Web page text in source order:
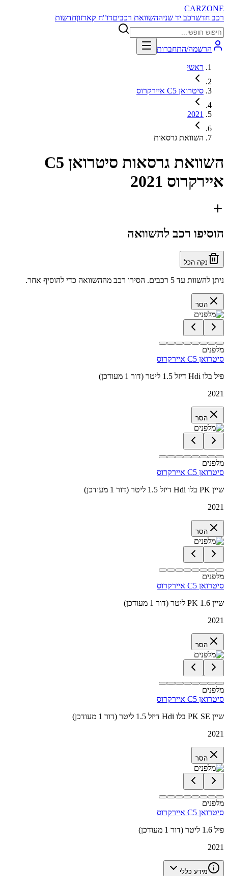
CARZONE
רכב חדשרכב יד שניההשוואת רכביםדו"ח קארזוןחדשות
הרשמה/התחברות
ראשי
סיטרואן C5 איירקרוס
2021
השוואת גרסאות
השוואת גרסאות
סיטרואן C5
איירקרוס 2021
הוסיפו רכב להשוואה
נקה הכל
ניתן להשוות עד 5 רכבים. הסירו רכב מההשוואה כדי להוסיף אחר.
הסר
מלפנים
סיטרואן C5 איירקרוס
פיל בלו Hdi דיזל 1.5 ליטר (דור 1 מעודכן)
2021
הסר
מלפנים
סיטרואן C5 איירקרוס
שיין PK בלו Hdi דיזל 1.5 ליטר (דור 1 מעודכן)
2021
הסר
מלפנים
סיטרואן C5 איירקרוס
שיין PK 1.6 ליטר (דור 1 מעודכן)
2021
הסר
מלפנים
סיטרואן C5 איירקרוס
שיין PK SE בלו Hdi דיזל 1.5 ליטר (דור 1 מעודכן)
2021
הסר
מלפנים
סיטרואן C5 איירקרוס
פיל 1.6 ליטר (דור 1 מעודכן)
2021
מידע כללי